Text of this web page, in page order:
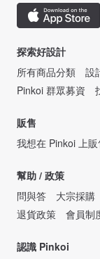
探索好設計
所有商品分類
設
Pinkoi 群眾募資
販售
我想在 Pinkoi 上販
幫助 / 政策
問與答
大宗採購
退貨政策
會員制
認識 Pinkoi